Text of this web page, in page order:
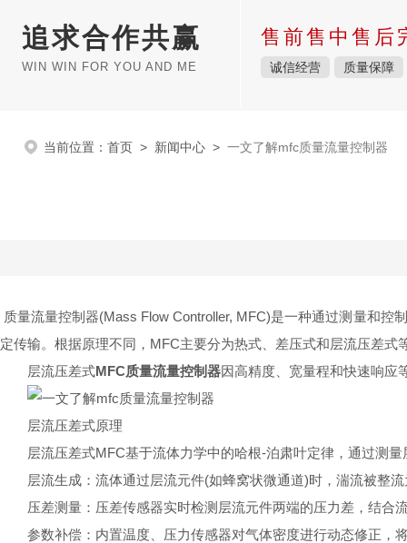
追求合作共赢
WIN WIN FOR YOU AND ME
售前售中售后
诚信经营 质量保障
当前位置： 首页 > 新闻中心 > 一文了解mfc质量流量控制器
质量流量控制器(Mass Flow Controller, MFC)是一种通过测量和
定传输。根据原理不同，MFC主要分为热式、差压式和层流压差式
层流压差式MFC质量流量控制器因高精度、宽量程和快速响应
层流压差式原理
层流压差式MFC基于流体力学中的哈根-泊肃叶定律，通过测
层流生成：流体通过层流元件(如蜂窝状微通道)时，湍流被整
压差测量：压差传感器实时检测层流元件两端的压力差，结合
参数补偿：内置温度、压力传感器对气体密度进行动态修正，